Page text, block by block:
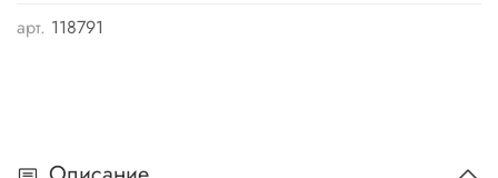
арт. 118791